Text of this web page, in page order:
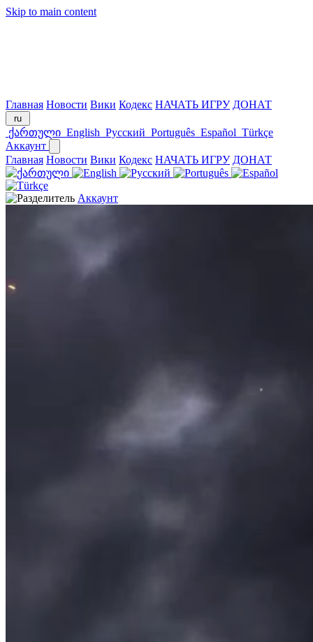
Skip to main content
Главная Новости Вики Кодекс НАЧАТЬ ИГРУ ДОНАТ
ru
ქართული English Русский Português Español Türkçe
Аккаунт
Главная Новости Вики Кодекс НАЧАТЬ ИГРУ ДОНАТ
Аккаунт